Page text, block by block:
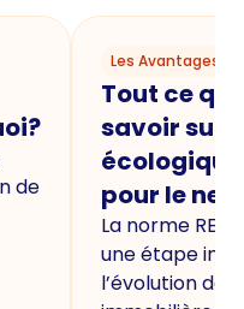
de
Les Avantages
Tout ce
savoir sur
écologique
pour le
La norme
une étape
l’évolution de